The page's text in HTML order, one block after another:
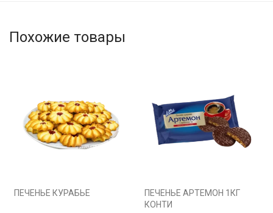
Похожие товары
ПЕЧЕНЬЕ КУРАБЬЕ
ПЕЧЕНЬЕ АРТЕМОН 1КГ
КОНТИ